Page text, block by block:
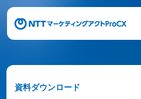
メニューの末尾です。
資料ダウンロード